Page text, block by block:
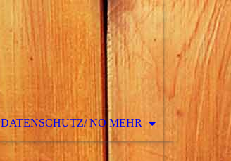
DATENSCHUTZ/ NO MEHR